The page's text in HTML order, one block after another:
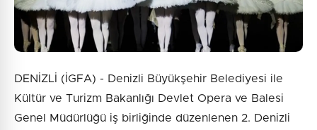
DENİZLİ (İGFA) - Denizli Büyükşehir Belediyesi ile
Kültür ve Turizm Bakanlığı Devlet Opera ve Balesi
Genel Müdürlüğü iş birliğinde düzenlenen 2. Denizli